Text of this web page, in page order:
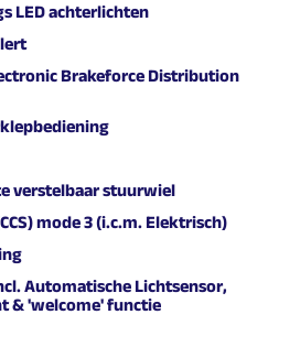
LED achterlichten
Brakeforce Distribution
verstelbaar stuurwiel
mode 3 (i.c.m. Elektrisch)
Automatische Lichtsensor,
& 'welcome' functie